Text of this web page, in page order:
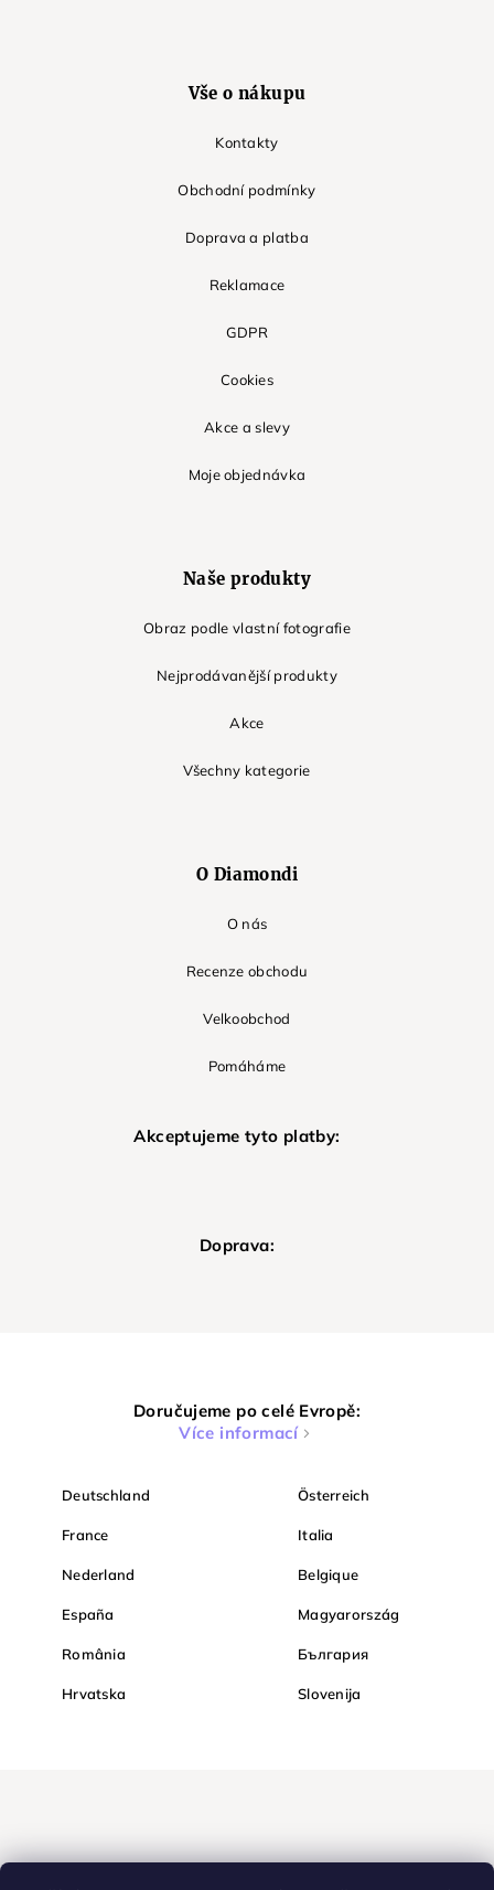
Vše o nákupu
Kontakty
Obchodní podmínky
Doprava a platba
Reklamace
GDPR
Cookies
Akce a slevy
Moje objednávka
Naše produkty
Obraz podle vlastní fotografie
Nejprodávanější produkty
Akce
Všechny kategorie
O Diamondi
O nás
Recenze obchodu
Velkoobchod
Pomáháme
Akceptujeme tyto platby:
Doprava:
Doručujeme po celé Evropě:
Více informací
Deutschland Österreich
France Italia
Nederland Belgique
España Magyarország
România България
Hrvatska Slovenija